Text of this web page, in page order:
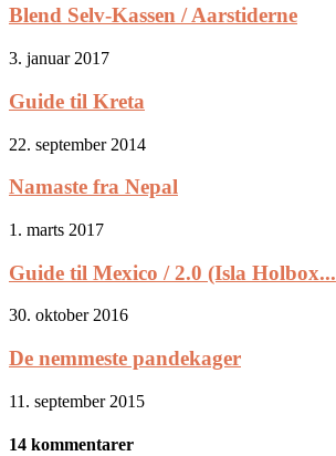
Blend Selv-Kassen / Aarstiderne
3. januar 2017
Guide til Kreta
22. september 2014
Namaste fra Nepal
1. marts 2017
Guide til Mexico / 2.0 (Isla Holbox...
30. oktober 2016
De nemmeste pandekager
11. september 2015
14 kommentarer